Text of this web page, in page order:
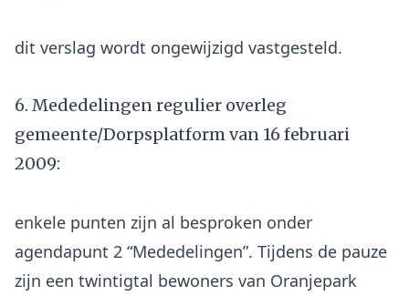
6. Mededelingen regulier overleg
gemeente/Dorpsplatform van 16 februari
2009:
enkele punten zijn al besproken onder
agendapunt 2 “Mededelingen”. Tijdens de pauze
zijn een twintigtal bewoners van Oranjepark